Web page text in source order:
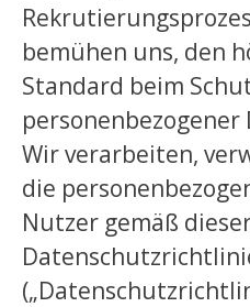
bemühen uns, den
Standard beim
Wir verarbeiten,
die
Nutzer gemäß